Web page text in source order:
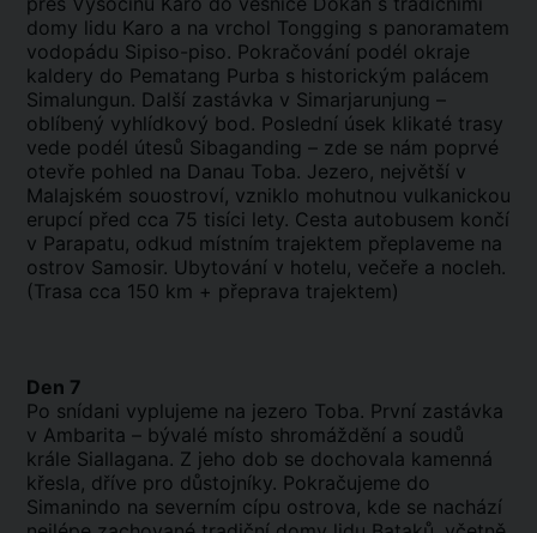
domy lidu Karo a na vrchol Tongging s panoramatem
vodopádu Sipiso-piso. Pokračování podél okraje
kaldery do Pematang Purba s historickým palácem
Simalungun. Další zastávka v Simarjarunjung –
oblíbený vyhlídkový bod. Poslední úsek klikaté trasy
vede podél útesů Sibaganding – zde se nám poprvé
otevře pohled na Danau Toba. Jezero, největší v
Malajském souostroví, vzniklo mohutnou vulkanickou
erupcí před cca 75 tisíci lety. Cesta autobusem končí
v Parapatu, odkud místním trajektem přeplaveme na
ostrov Samosir. Ubytování v hotelu, večeře a nocleh.
(Trasa cca 150 km + přeprava trajektem)
Den 7
Po snídani vyplujeme na jezero Toba. První zastávka
v Ambarita – bývalé místo shromáždění a soudů
krále Siallagana. Z jeho dob se dochovala kamenná
křesla, dříve pro důstojníky. Pokračujeme do
Simanindo na severním cípu ostrova, kde se nachází